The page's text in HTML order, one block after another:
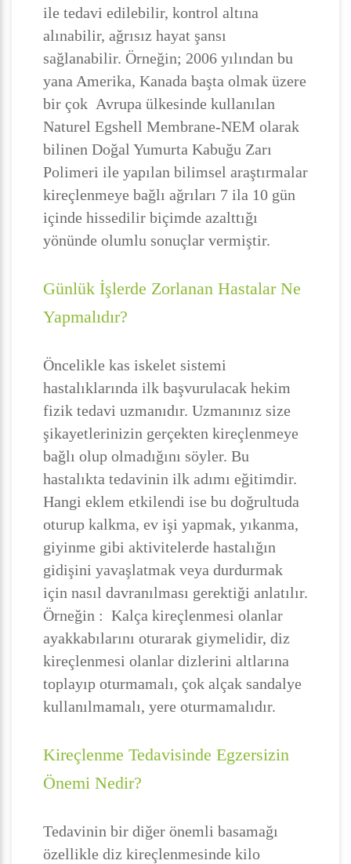
ile tedavi edilebilir, kontrol altına
alınabilir, ağrısız hayat şansı
sağlanabilir. Örneğin; 2006 yılından bu
yana Amerika, Kanada başta olmak üzere
bir çok Avrupa ülkesinde kullanılan
Naturel Egshell Membrane-NEM olarak
bilinen Doğal Yumurta Kabuğu Zarı
Polimeri ile yapılan bilimsel araştırmalar
kireçlenmeye bağlı ağrıları 7 ila 10 gün
içinde hissedilir biçimde azalttığı
yönünde olumlu sonuçlar vermiştir.
Günlük İşlerde Zorlanan Hastalar Ne
Yapmalıdır?
Öncelikle kas iskelet sistemi
hastalıklarında ilk başvurulacak hekim
fizik tedavi uzmanıdır. Uzmanınız size
şikayetlerinizin gerçekten kireçlenmeye
bağlı olup olmadığını söyler. Bu
hastalıkta tedavinin ilk adımı eğitimdir.
Hangi eklem etkilendi ise bu doğrultuda
oturup kalkma, ev işi yapmak, yıkanma,
giyinme gibi aktivitelerde hastalığın
gidişini yavaşlatmak veya durdurmak
için nasıl davranılması gerektiği anlatılır.
Örneğin : Kalça kireçlenmesi olanlar
ayakkabılarını oturarak giymelidir, diz
kireçlenmesi olanlar dizlerini altlarına
toplayıp oturmamalı, çok alçak sandalye
kullanılmamalı, yere oturmamalıdır.
Kireçlenme Tedavisinde Egzersizin
Önemi Nedir?
Tedavinin bir diğer önemli basamağı
özellikle diz kireçlenmesinde kilo